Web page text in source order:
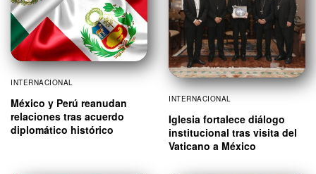
INTERNACIONAL
México y Perú reanudan
relaciones tras acuerdo
diplomático histórico
INTERNACIONAL
Iglesia fortalece diálogo
institucional tras visita del
Vaticano a México